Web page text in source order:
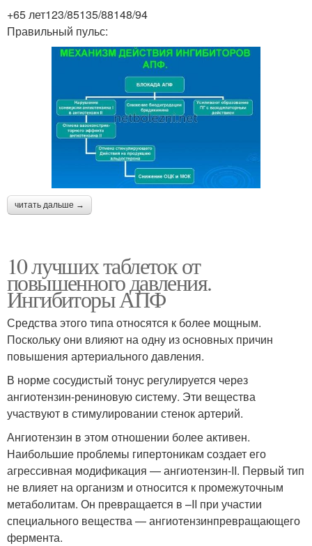
+65 лет123/85135/88148/94
Правильный пульс:
читать дальше →
10 лучших таблеток от
повышенного давления.
Ингибиторы АПФ
Средства этого типа относятся к более мощным.
Поскольку они влияют на одну из основных причин
повышения артериального давления.
В норме сосудистый тонус регулируется через
ангиотензин-рениновую систему. Эти вещества
участвуют в стимулировании стенок артерий.
Ангиотензин в этом отношении более активен.
Наибольшие проблемы гипертоникам создает его
агрессивная модификация — ангиотензин-II. Первый тип
не влияет на организм и относится к промежуточным
метаболитам. Он превращается в –II при участии
специального вещества — ангиотензинпревращающего
фермента.